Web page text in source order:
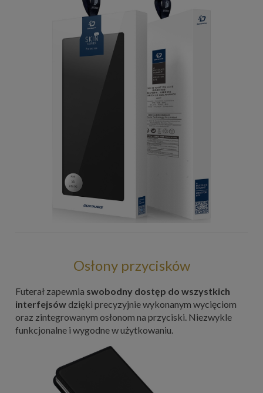
Osłony przycisków
Futerał zapewnia swobodny dostęp do wszystkich
interfejsówdzięki precyzyjnie wykonanym wycięciom
oraz zintegrowanym osłonom na przyciski. Niezwykle
funkcjonalne i wygodne w użytkowaniu.